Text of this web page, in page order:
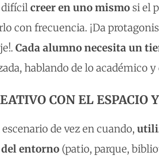
difícilcreer en uno mismosi el
con frecuencia. ¡Da
Cada alumno necesita un
hablando de lo académico y
CON EL ESPACIO
de vez en cuando,
del entorno (patio, parque,